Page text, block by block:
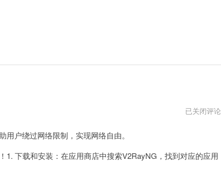
v2rayng
载
地
已关闭评论
户绕过网络限制，实现网络自由。
下载和安装：在应用商店中搜索V2RayNG，找到对应的应用